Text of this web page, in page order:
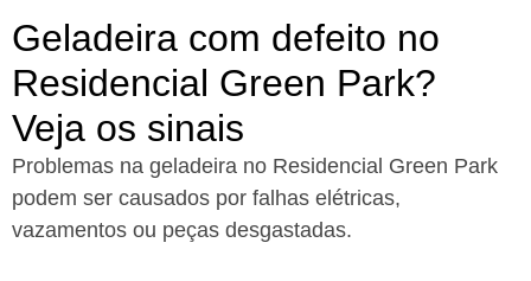
Geladeira com defeito no
Residencial Green Park?
Veja os sinais
Problemas na geladeira no Residencial Green Park
podem ser causados por falhas elétricas,
vazamentos ou peças desgastadas.